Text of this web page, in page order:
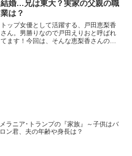
結婚…兄は東大？実家の父親の職
業は？
トップ女優として活躍する、戸田恵梨香
さん。男勝りなので戸田えりおと呼ばれ
てます！今回は、そんな恵梨香さんの温
メラニア･トランプの『家族』～子供はバ
ロン君、夫の年齢や身長は？